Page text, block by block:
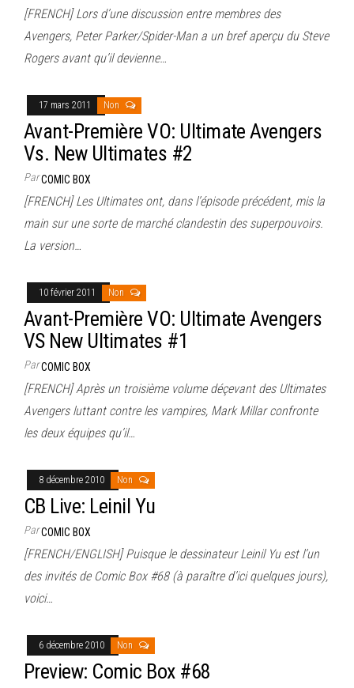
[FRENCH] Lors d’une discussion entre membres des
Avengers, Peter Parker/Spider-Man a un bref aperçu du Steve
Rogers avant qu’il devienne…
17 mars 2011 Non
Avant-Première VO: Ultimate Avengers
Vs. New Ultimates #2
ParCOMIC BOX
[FRENCH] Les Ultimates ont, dans l’épisode précédent, mis la
main sur une sorte de marché clandestin des superpouvoirs.
La version…
10 février 2011 Non
Avant-Première VO: Ultimate Avengers
VS New Ultimates #1
ParCOMIC BOX
[FRENCH] Après un troisième volume déçevant des Ultimates
Avengers luttant contre les vampires, Mark Millar confronte
les deux équipes qu’il…
8 décembre 2010 Non
CB Live: Leinil Yu
ParCOMIC BOX
[FRENCH/ENGLISH] Puisque le dessinateur Leinil Yu est l’un
des invités de Comic Box #68 (à paraître d’ici quelques jours),
voici…
6 décembre 2010 Non
Preview: Comic Box #68